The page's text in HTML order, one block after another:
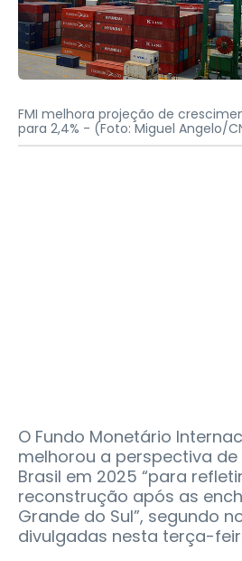
FMI melhora projeção de
para 2,4% - (Foto: Miguel Angelo/
O Fundo Monetário
melhorou a perspectiva
Brasil em 2025 “para
reconstrução após as
Grande do Sul”, segundo
divulgadas nesta terça-